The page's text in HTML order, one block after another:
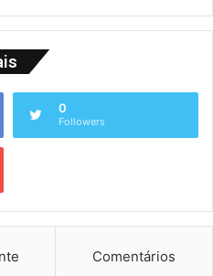
0
Followers
Comentários